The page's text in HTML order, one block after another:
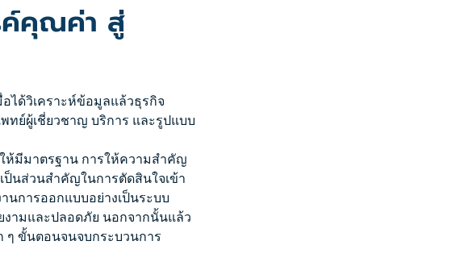
ค์คุณค่า สู่
ได้วิเคราะห์ข้อมูลแล้วธุรกิจ
ทย์ผู้เชี่ยวชาญ บริการ และรูปแบบ
ห้มีมาตรฐาน การให้ความสำคัญ
นส่วนสำคัญในการตัดสินใจเข้า
นการออกแบบอย่างเป็นระบบ
งามและปลอดภัย นอกจากนั้นแล้ว
ๆ ขั้นตอนจนจบกระบวนการ